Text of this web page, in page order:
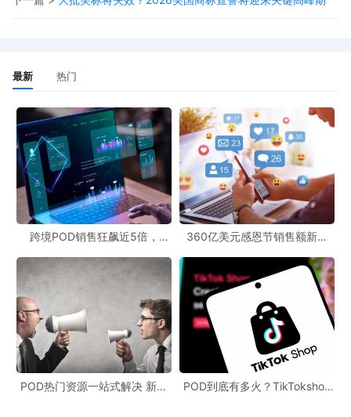
天被判为儿童玩具，前几个月是加拿大的很多链接都被判为儿童玩
具，申诉之后，现在又轮到美国，我这普通产品根本就没有kids、
baby等词汇啊。”遇到类似情况的卖家不在少数，“一样，今天刚被
误扫了几条链接，没什么销量的，直接下架删除了，不知道那个合
规性的提醒会不会消失”“我也是，一个纸质装饰，说我是儿童玩
具”等反馈不绝于耳。
据卖家们反映，触发该类绩效通知的原因往往并非实际违规，而是
亚马逊算法或关键词识别机制出现了偏差：
1. **标题或描述含敏感词汇**：
标题或描述中包含“Kids、Baby、Child、Boy、Girl、School”等词
汇，即便产品本身面向成人，也可能被系统误认为适用于12岁以下
儿童。
2. **产品图片设计因素**：
最新 热门
跨境POD销售狂飙近5倍，
360亿美元感恩节销售额新纪
新风潮！
POD热门资源一站式解决 新手
POD到底有多火？TikTokshop